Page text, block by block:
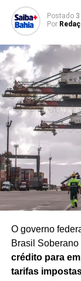
Postado
Por
O governo
Brasil
crédito para
tarifas